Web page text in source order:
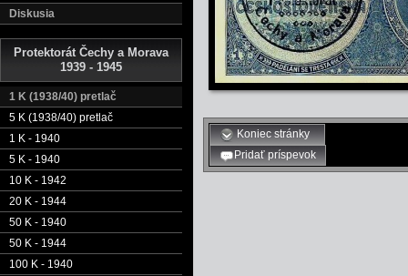
Diskusia
Protektorát Čechy a Morava
1939 - 1945
1 K (1938/40) pretlač
5 K (1938/40) pretlač
1 K - 1940
5 K - 1940
10 K - 1942
20 K - 1944
50 K - 1940
50 K - 1944
100 K - 1940
Koniec stránky
Pridať príspevok